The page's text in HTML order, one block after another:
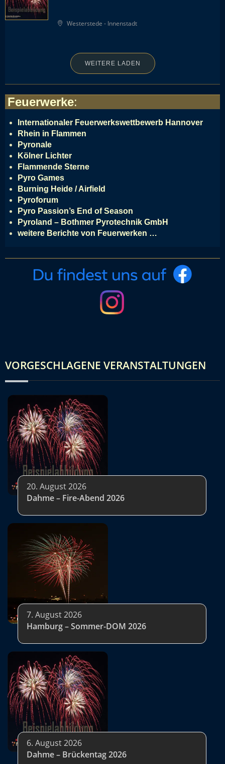
Westerstede - Innenstadt
WEITERE LADEN
Feuerwerke:
Internationaler Feuerwerkswettbewerb Hannover
Rhein in Flammen
Pyronale
Kölner Lichter
Flammende Sterne
Pyro Games
Burning Heide / Airfield
Pyroforum
Pyro Passion’s End of Season
Pyroland – Bothmer Pyrotechnik GmbH
weitere Berichte von Feuerwerken …
VORGESCHLAGENE VERANSTALTUNGEN
20. August 2026
Dahme – Fire-Abend 2026
7. August 2026
Hamburg – Sommer-DOM 2026
6. August 2026
Dahme – Brückentag 2026